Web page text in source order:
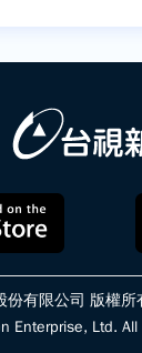
份有限公司 版權
Enterprise, Ltd.